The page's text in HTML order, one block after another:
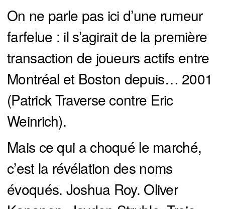
On ne parle pas ici d’une rumeur
farfelue : il s’agirait de la première
transaction de joueurs actifs entre
Montréal et Boston depuis… 2001
(Patrick Traverse contre Eric
Weinrich).
Mais ce qui a choqué le marché,
c’est la révélation des noms
évoqués. Joshua Roy. Oliver